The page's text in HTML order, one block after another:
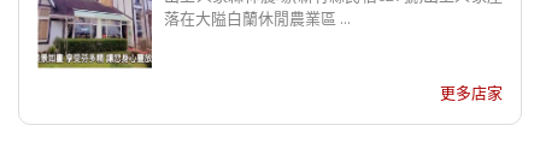
落在大隘白蘭休閒農業區 ...
更多店家